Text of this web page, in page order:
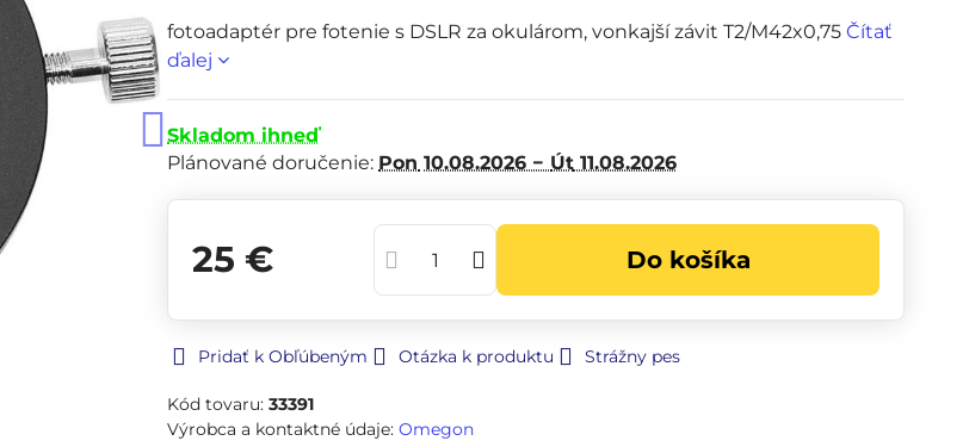
fotoadaptér pre fotenie s DSLR za okulárom, vonkajší závit T2/M42x0,75 Čítať
ďalej
Skladom ihneď
Plánované doručenie: Pon 10.08.2026 − Út 11.08.2026
25 € Do košíka
Pridať k Obľúbeným Otázka k produktu Strážny pes
Kód tovaru: 33391
Výrobca a kontaktné údaje: Omegon